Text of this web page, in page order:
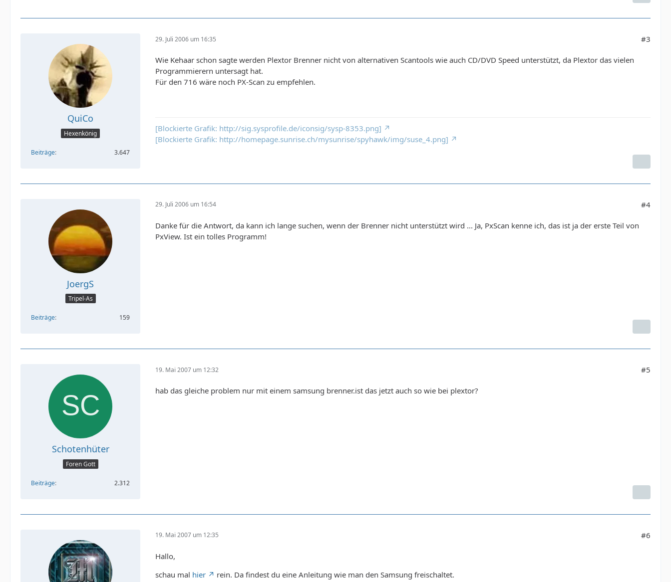
QuiCo
Hexenkönig
Beiträge 3.647
29. Juli 2006 um 16:35 #3
Wie Kehaar schon sagte werden Plextor Brenner nicht von alternativen Scantools wie auch CD/DVD Speed unterstützt, da Plextor das vielen
Programmierern untersagt hat.
Für den 716 wäre noch PX-Scan zu empfehlen.
[Blockierte Grafik: http://sig.sysprofile.de/iconsig/sysp-8353.png]
[Blockierte Grafik: http://homepage.sunrise.ch/mysunrise/spyhawk/img/suse_4.png]
JoergS
Tripel-As
Beiträge 159
29. Juli 2006 um 16:54 #4
Danke für die Antwort, da kann ich lange suchen, wenn der Brenner nicht unterstützt wird ... Ja, PxScan kenne ich, das ist ja der erste Teil von
PxView. Ist ein tolles Programm!
Schotenhüter
Foren Gott
Beiträge 2.312
19. Mai 2007 um 12:32 #5
hab das gleiche problem nur mit einem samsung brenner.ist das jetzt auch so wie bei plextor?
19. Mai 2007 um 12:35 #6
Hallo,
schau mal hier rein. Da findest du eine Anleitung wie man den Samsung freischaltet.